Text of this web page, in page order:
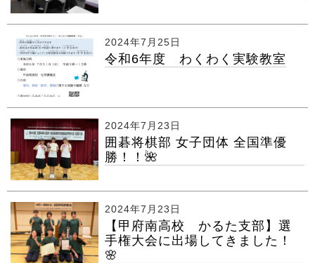
2024年7月25日
令和6年度 わくわく実験教室
2024年7月23日
囲碁将棋部 女子団体 全国準優
勝！！🌺
2024年7月23日
【甲府南高校 かるた支部】選
手権大会に出場してきました！
🌸